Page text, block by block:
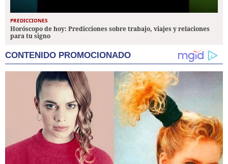
PREDICCIONES
Horóscopo de hoy: Predicciones sobre trabajo, viajes y relaciones
para tu signo
CONTENIDO PROMOCIONADO